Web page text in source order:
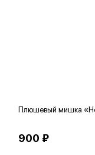
Плюшевый мишка
900 ₽